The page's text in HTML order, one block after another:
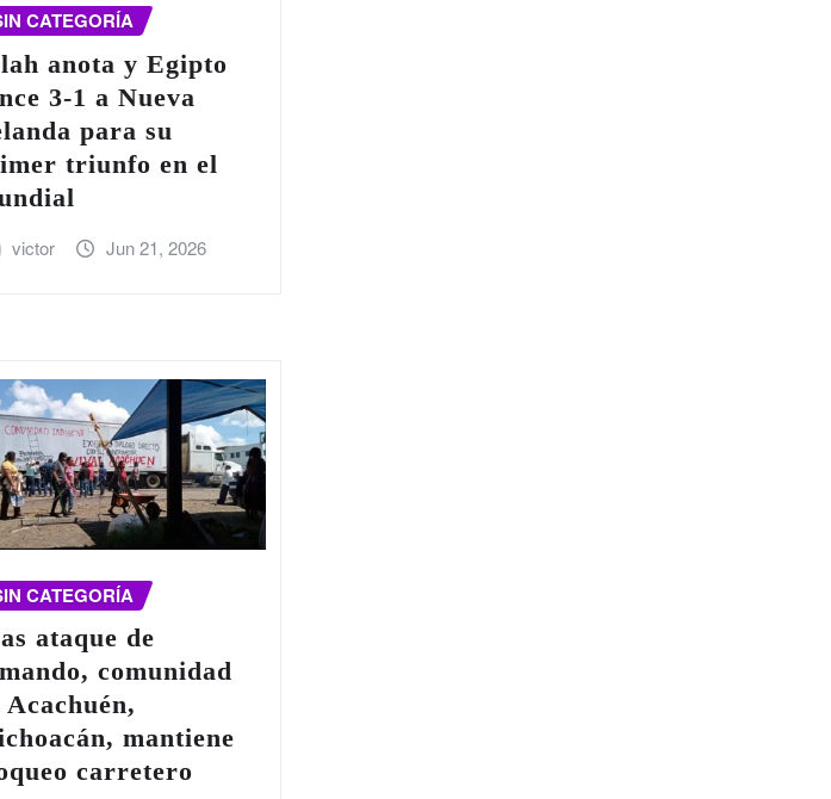
CATEGORÍA
anota y Egipto
3-1 a Nueva
para su
triunfo en el
victor Jun 21, 2026
CATEGORÍA
ataque de
comunidad
Acachuén,
mantiene
carretero